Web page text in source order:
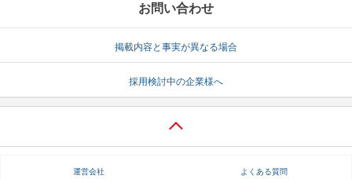
お問い合わせ
掲載内容と事実が異なる場合
採用検討中の企業様へ
運営会社 よくある質問